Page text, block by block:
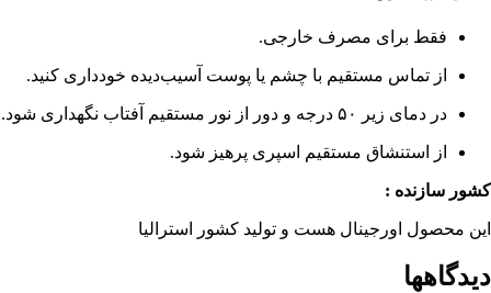
فقط برای مصرف خارجی.
از تماس مستقیم با چشم یا پوست آسیب‌دیده خودداری کنید.
در دمای زیر ۵۰ درجه و دور از نور مستقیم آفتاب نگهداری شود.
از استنشاق مستقیم اسپری پرهیز شود.
کشور سازنده :
این محصول اورجینال هست و تولید کشور استرالیا
دیدگاهها